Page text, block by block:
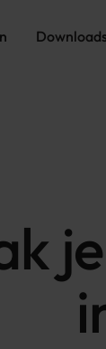
Downloads